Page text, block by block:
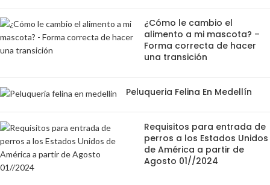
¿Cómo le cambio el
alimento a mi mascota? –
Forma correcta de hacer
una transición
Peluqueria Felina En Medellín
Requisitos para entrada de
perros a los Estados Unidos
de América a partir de
Agosto 01//2024